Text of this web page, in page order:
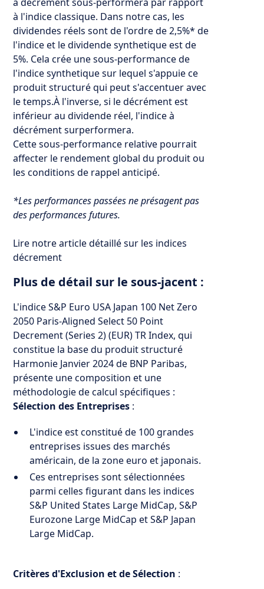
à l'indice classique. Dans notre cas, les
dividendes réels sont de l'ordre de 2,5%* de
l'indice et le dividende synthetique est de
5%. Cela crée une sous-performance de
l'indice synthetique sur lequel s'appuie ce
produit structuré qui peut s'accentuer avec
le temps.À l'inverse, si le décrément est
inférieur au dividende réel, l'indice à
décrément surperformera.‍
Cette sous-performance relative pourrait
affecter le rendement global du produit ou
les conditions de rappel anticipé.
*Les performances passées ne présagent pas
des performances futures.
Lire notre article détaillé sur les indices
décrement
Plus de détail sur le sous-jacent :
L'indice S&P Euro USA Japan 100 Net Zero
2050 Paris-Aligned Select 50 Point
Decrement (Series 2) (EUR) TR Index, qui
constitue la base du produit structuré
Harmonie Janvier 2024 de BNP Paribas,
présente une composition et une
méthodologie de calcul spécifiques :
Sélection des Entreprises :
L'indice est constitué de 100 grandes
entreprises issues des marchés
américain, de la zone euro et japonais.
Ces entreprises sont sélectionnées
parmi celles figurant dans les indices
S&P United States Large MidCap, S&P
Eurozone Large MidCap et S&P Japan
Large MidCap.
Critères d'Exclusion et de Sélection :